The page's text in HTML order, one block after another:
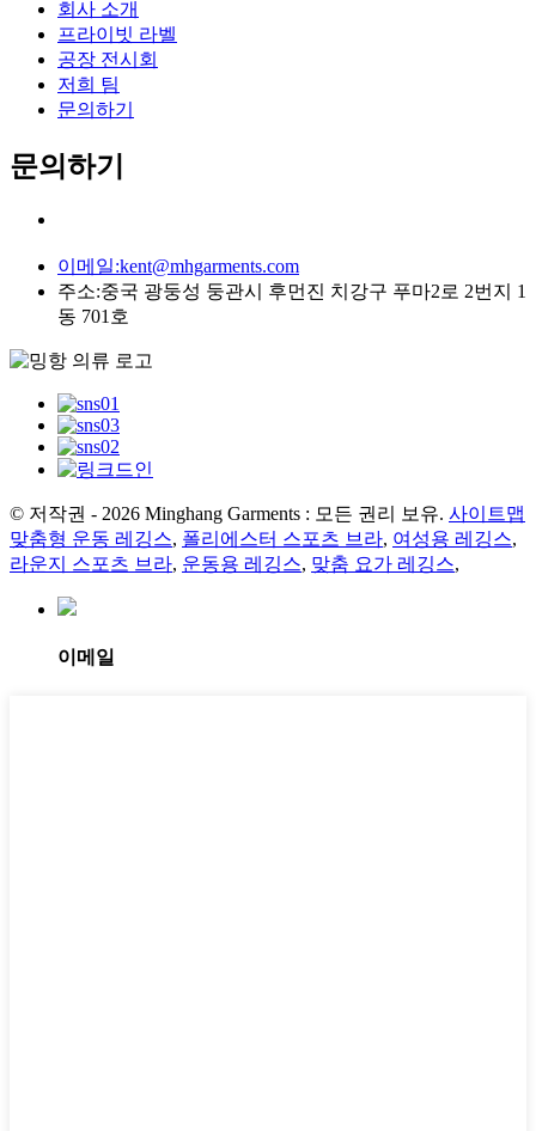
회사 소개
프라이빗 라벨
공장 전시회
저희 팀
문의하기
문의하기
이메일:kent@mhgarments.com
주소:중국 광둥성 둥관시 후먼진 치강구 푸마2로 2번지 1
동 701호
© 저작권 - 2026 Minghang Garments : 모든 권리 보유. 사이트맵
맞춤형 운동 레깅스, 폴리에스터 스포츠 브라, 여성용 레깅스,
라운지 스포츠 브라, 운동용 레깅스, 맞춤 요가 레깅스,
이메일